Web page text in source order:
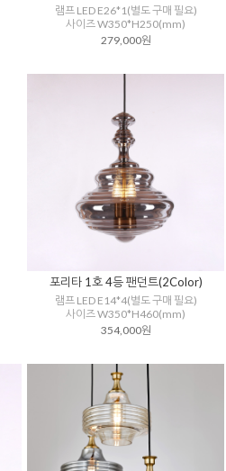
램프 LED E26*1(별도 구매 필요)
사이즈 W350*H250(mm)
279,000원
포리타 1호 4등 팬던트(2Color)
램프 LED E14*4(별도 구매 필요)
사이즈 W350*H460(mm)
354,000원